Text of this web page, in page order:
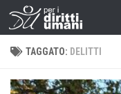
TAGGATO: DELITTI